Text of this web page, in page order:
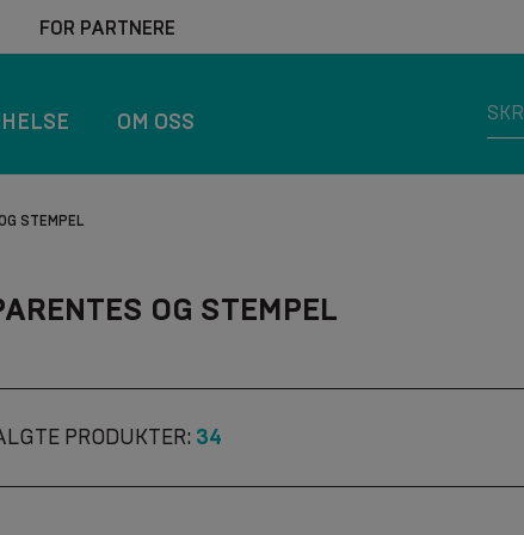
FOR PARTNERE
HELSE OM OSS
STEMPEL
OG STEMPEL
PRODUKTER: 34